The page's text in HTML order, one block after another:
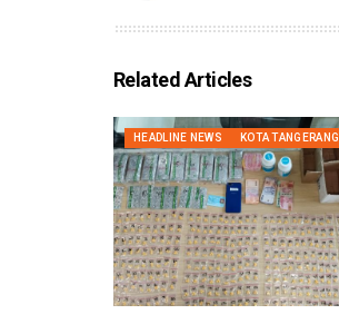
Related Articles
HEADLINE NEWS KOTA TANGERANG